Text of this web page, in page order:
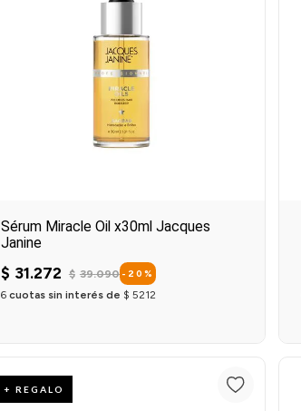
Sérum Miracle Oil x30ml Jacques
Janine
$ 31.272 $ 39.090 - 20 %
6cuotas sin interés de $ 5212
+ REGALO